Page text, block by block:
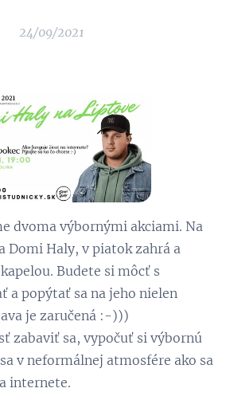
24/09/2021
dvoma výbornými akciami. Na
Domi Haly, v piatok zahrá a
Budete si môcť s
a popýtať sa na jeho nielen
je zaručená :-)))
zabaviť sa, vypočuť si výbornú
v neformálnej atmosfére ako sa
internete.